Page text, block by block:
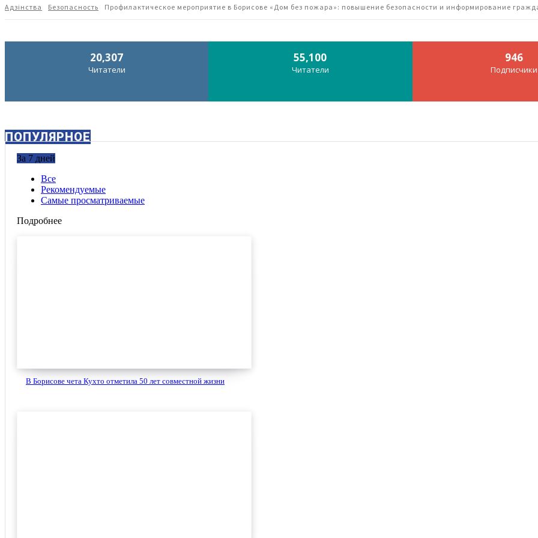
Адзiнства Безопасность Профилактическое мероприятие в Борисове «Дом без пожара»: повышение безопасности и информирование
20,307
Читатели
55,100
Читатели
946
Подписчики
ПОПУЛЯРНОЕ
За 7 дней
Все
Рекомендуемые
Самые просматриваемые
Подробнее
В Борисове чета Кухто отметила 50 лет совместной жизни